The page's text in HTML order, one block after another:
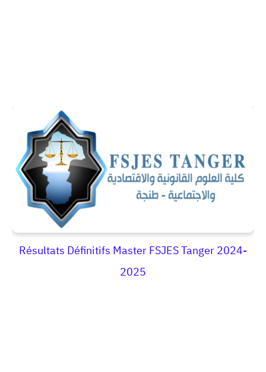
Résultats Définitifs Master FSJES Tanger 2024-
2025